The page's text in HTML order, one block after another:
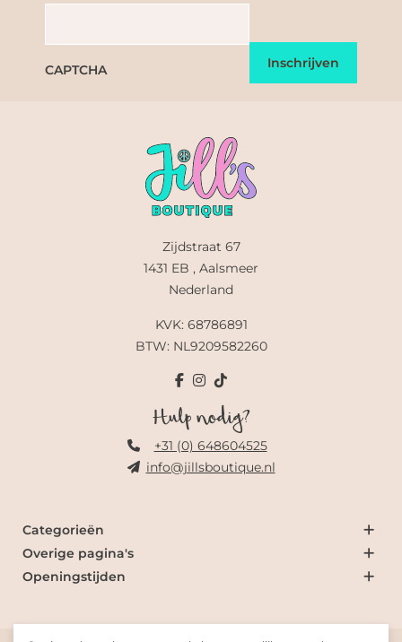
CAPTCHA
Zijdstraat 67
1431 EB , Aalsmeer
Nederland
KVK: 68786891
BTW: NL9209582260
Hulp nodig?
+31 (0) 648604525
info@jillsboutique.nl
Categorieën
Overige pagina's
Openingstijden